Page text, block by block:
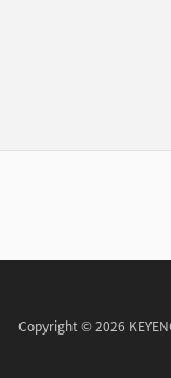
Copyright © 2026